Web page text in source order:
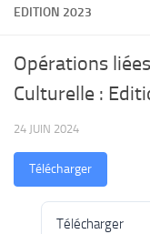
EDITION 2023
Opérations
Culturelle :
24 JUIN 2024
Télécharger
Télécharger